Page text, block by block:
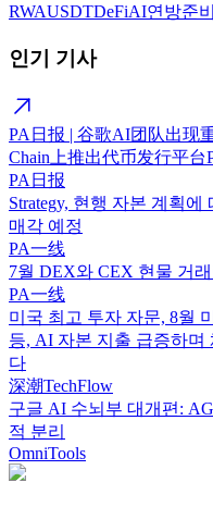
RWAUSDTDeFiAI연방준
인기 기사
PA日报 | 谷歌AI团队出现
Chain上推出代币发行平台
PA日报
Strategy, 현행 자본 계획
매각 예정
PA一线
7월 DEX와 CEX 현물 거
PA一线
미국 최고 투자 자문, 8월
등, AI 자본 지출 급증하며
다
深潮TechFlow
구글 AI 수뇌부 대개편:
적 분리
OmniTools